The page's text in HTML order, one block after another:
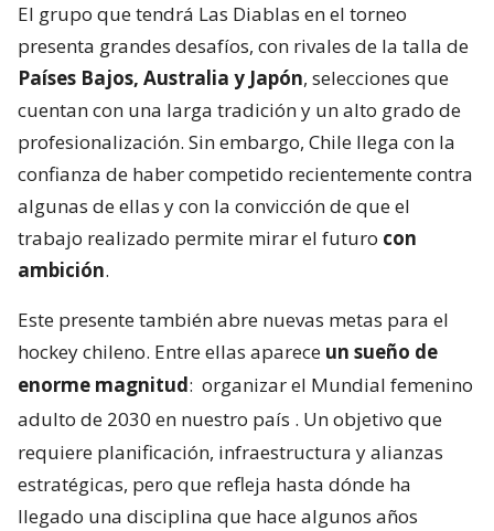
El grupo que tendrá Las Diablas en el torneo
presenta grandes desafíos, con rivales de la talla de
Países Bajos, Australia y Japón, selecciones que
cuentan con una larga tradición y un alto grado de
profesionalización. Sin embargo, Chile llega con la
confianza de haber competido recientemente contra
algunas de ellas y con la convicción de que el
trabajo realizado permite mirar el futuro con
ambición.
Este presente también abre nuevas metas para el
hockey chileno. Entre ellas aparece un sueño de
enorme magnitud: organizar el Mundial femenino
adulto de 2030 en nuestro país . Un objetivo que
requiere planificación, infraestructura y alianzas
estratégicas, pero que refleja hasta dónde ha
llegado una disciplina que hace algunos años